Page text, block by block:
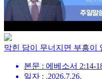
막힌 담이 무너지면 부흥이
본문 : 에베소서 2:14-
일자 : .2026.7.26.